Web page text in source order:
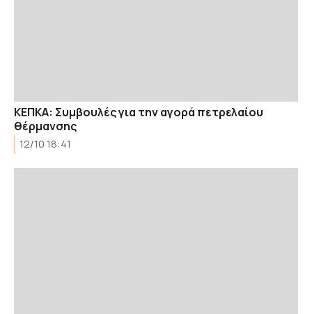
ΚΕΠΚΑ: Συμβουλές για την αγορά πετρελαίου
θέρμανσης
12/10 18:41